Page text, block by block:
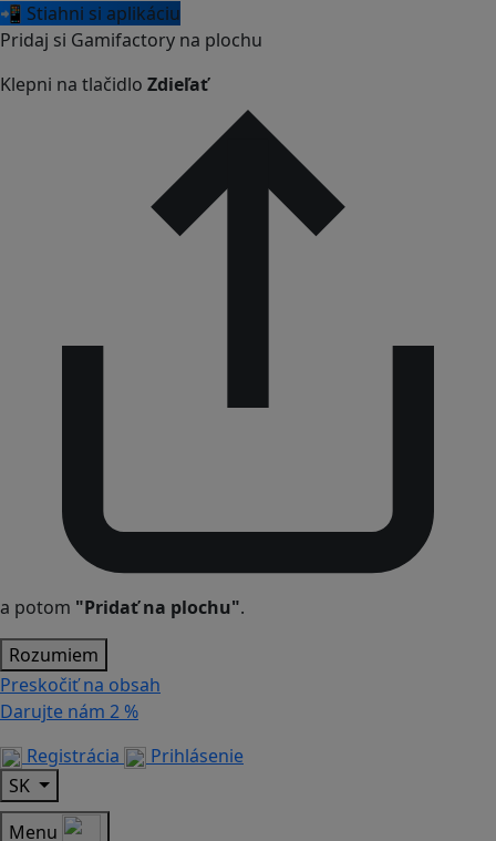
📲 Stiahni si aplikáciu
Pridaj si Gamifactory na plochu
Klepni na tlačidlo Zdieľať
a potom "Pridať na plochu".
Rozumiem
Preskočiť na obsah
Darujte nám 2 %
Registrácia
Prihlásenie
SK
Menu